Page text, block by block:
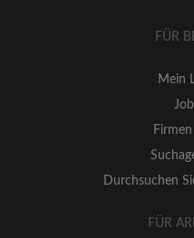
FÜR
Mein
Durchsuchen
FÜR